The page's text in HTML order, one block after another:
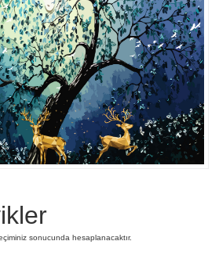
sonucunda hesaplanacaktır.